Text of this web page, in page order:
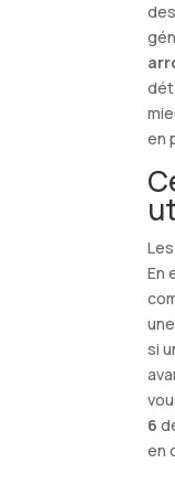
en
En
si
6
en